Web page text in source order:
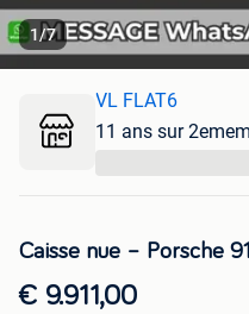
1/7
Caisse nue – Porsche
€ 9.911,00
VL FLAT6
11 ans sur